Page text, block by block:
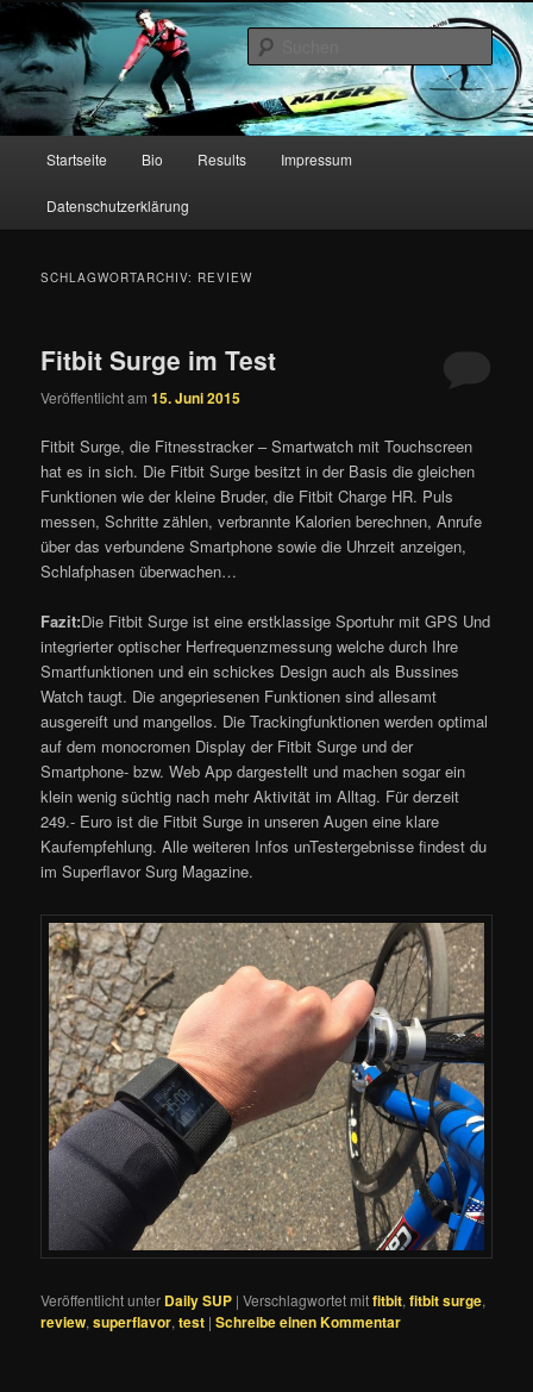
Zum
primären
Inhalt
springen
Zum
sekundären
Inhalt
springenChristian Hahn – Stand Up
Paddling
Startseite Bio Results Impressum
Datenschutzerklärung
SCHLAGWORTARCHIV: REVIEW
Fitbit Surge im Test
Veröffentlicht am15. Juni 2015
Fitbit Surge, die Fitnesstracker – Smartwatch mit Touchscreen
hat es in sich. Die Fitbit Surge besitzt in der Basis die gleichen
Funktionen wie der kleine Bruder, die Fitbit Charge HR. Puls
messen, Schritte zählen, verbrannte Kalorien berechnen, Anrufe
über das verbundene Smartphone sowie die Uhrzeit anzeigen,
Schlafphasen überwachen…
Fazit:Die Fitbit Surge ist eine erstklassige Sportuhr mit GPS Und
integrierter optischer Herfrequenzmessung welche durch Ihre
Smartfunktionen und ein schickes Design auch als Bussines
Watch taugt. Die angepriesenen Funktionen sind allesamt
ausgereift und mangellos. Die Trackingfunktionen werden optimal
auf dem monocromen Display der Fitbit Surge und der
Smartphone- bzw. Web App dargestellt und machen sogar ein
klein wenig süchtig nach mehr Aktivität im Alltag. Für derzeit
249.- Euro ist die Fitbit Surge in unseren Augen eine klare
Kaufempfehlung. Alle weiteren Infos unTestergebnisse findest du
im Superflavor Surg Magazine.
Veröffentlicht unter Daily SUP |Verschlagwortet mitfitbit,fitbit surge,
review,superflavor,test |Schreibe einen Kommentar